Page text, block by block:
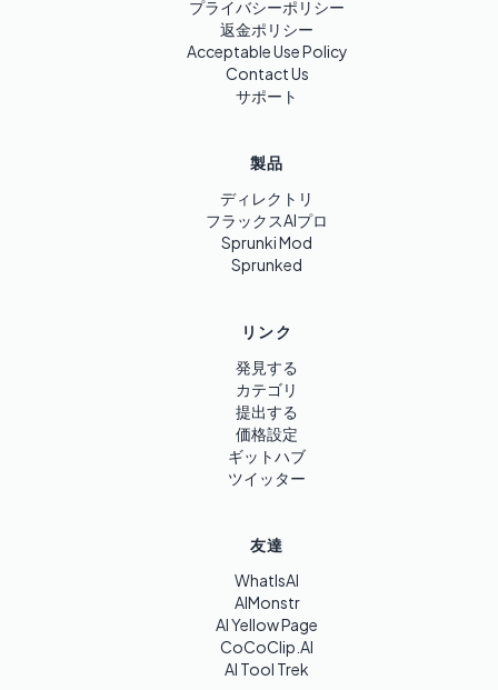
プライバシーポリシー
返金ポリシー
Acceptable Use Policy
Contact Us
サポート
製品
ディレクトリ
フラックスAIプロ
Sprunki Mod
Sprunked
リンク
発見する
カテゴリ
提出する
価格設定
ギットハブ
ツイッター
友達
WhatIsAI
AIMonstr
AI Yellow Page
CoCoClip.AI
AI Tool Trek